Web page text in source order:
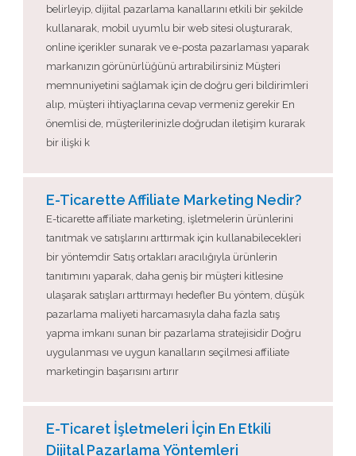
belirleyip, dijital pazarlama kanallarını etkili bir şekilde
kullanarak, mobil uyumlu bir web sitesi oluşturarak,
online içerikler sunarak ve e-posta pazarlaması yaparak
markanızın görünürlüğünü artırabilirsiniz Müşteri
memnuniyetini sağlamak için de doğru geri bildirimleri
alıp, müşteri ihtiyaçlarına cevap vermeniz gerekir En
önemlisi de, müşterilerinizle doğrudan iletişim kurarak
bir ilişki k
E-Ticarette Affiliate Marketing Nedir?
E-ticarette affiliate marketing, işletmelerin ürünlerini
tanıtmak ve satışlarını arttırmak için kullanabilecekleri
bir yöntemdir Satış ortakları aracılığıyla ürünlerin
tanıtımını yaparak, daha geniş bir müşteri kitlesine
ulaşarak satışları arttırmayı hedefler Bu yöntem, düşük
pazarlama maliyeti harcamasıyla daha fazla satış
yapma imkanı sunan bir pazarlama stratejisidir Doğru
uygulanması ve uygun kanalların seçilmesi affiliate
marketingin başarısını artırır
E-Ticaret İşletmeleri İçin En Etkili
Dijital Pazarlama Yöntemleri